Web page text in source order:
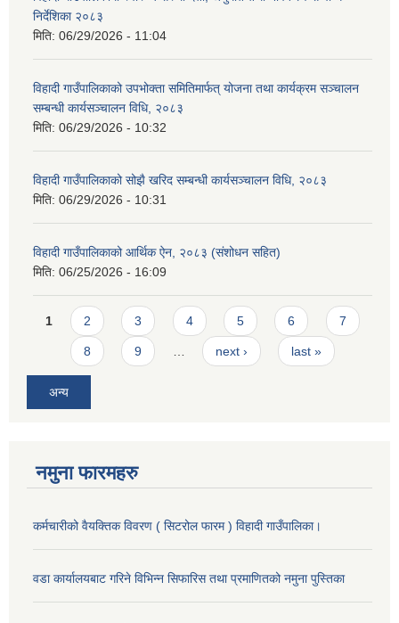
निर्देशिका २०८३
मिति: 06/29/2026 - 11:04
विहादी गाउँपालिकाको उपभोक्ता समितिमार्फत् योजना तथा कार्यक्रम सञ्चालन
सम्बन्धी कार्यसञ्चालन विधि, २०८३
मिति: 06/29/2026 - 10:32
विहादी गाउँपालिकाको सोझै खरिद सम्बन्धी कार्यसञ्चालन विधि, २०८३
मिति: 06/29/2026 - 10:31
विहादी गाउँपालिकाको आर्थिक ऐन, २०८३ (संशोधन सहित)
मिति: 06/25/2026 - 16:09
Pages
1 2 3 4 5 6 7
8 9 next › last »
अन्य
नमुना फारमहरु
कर्मचारीको वैयक्तिक विवरण ( सिटरोल फारम ) विहादी गाउँपालिका।
वडा कार्यालयबाट गरिने विभिन्न सिफारिस तथा प्रमाणितको नमुना पुस्तिका